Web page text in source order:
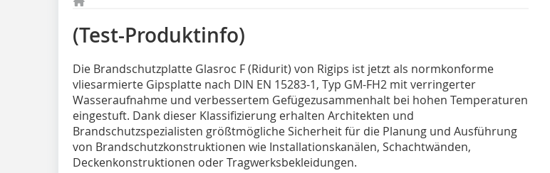
(Test-Produktinfo)
Die Brandschutzplatte Glasroc F (Ridurit) von Rigips ist jetzt als normkonforme
vliesarmierte Gipsplatte nach DIN EN 15283-1, Typ GM-FH2 mit verringerter
Wasseraufnahme und verbessertem Gefügezusammenhalt bei hohen Temperaturen
eingestuft. Dank dieser Klassifizierung erhalten Architekten und
Brandschutzspezialisten größtmögliche Sicherheit für die Planung und Ausführung
von Brandschutzkonstruktionen wie Installationskanälen, Schachtwänden,
Deckenkonstruktionen oder Tragwerksbekleidungen.